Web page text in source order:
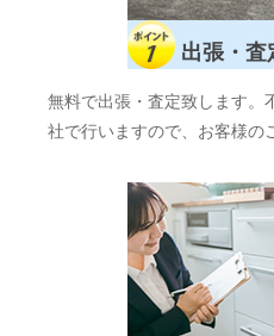
出張・査
無料で出張・査定致します。
社で行いますので、お客様の